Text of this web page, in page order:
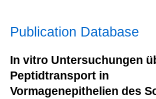
Publication Database
In vitro Untersuchungen
Peptidtransport in
Vormagenepithelien des